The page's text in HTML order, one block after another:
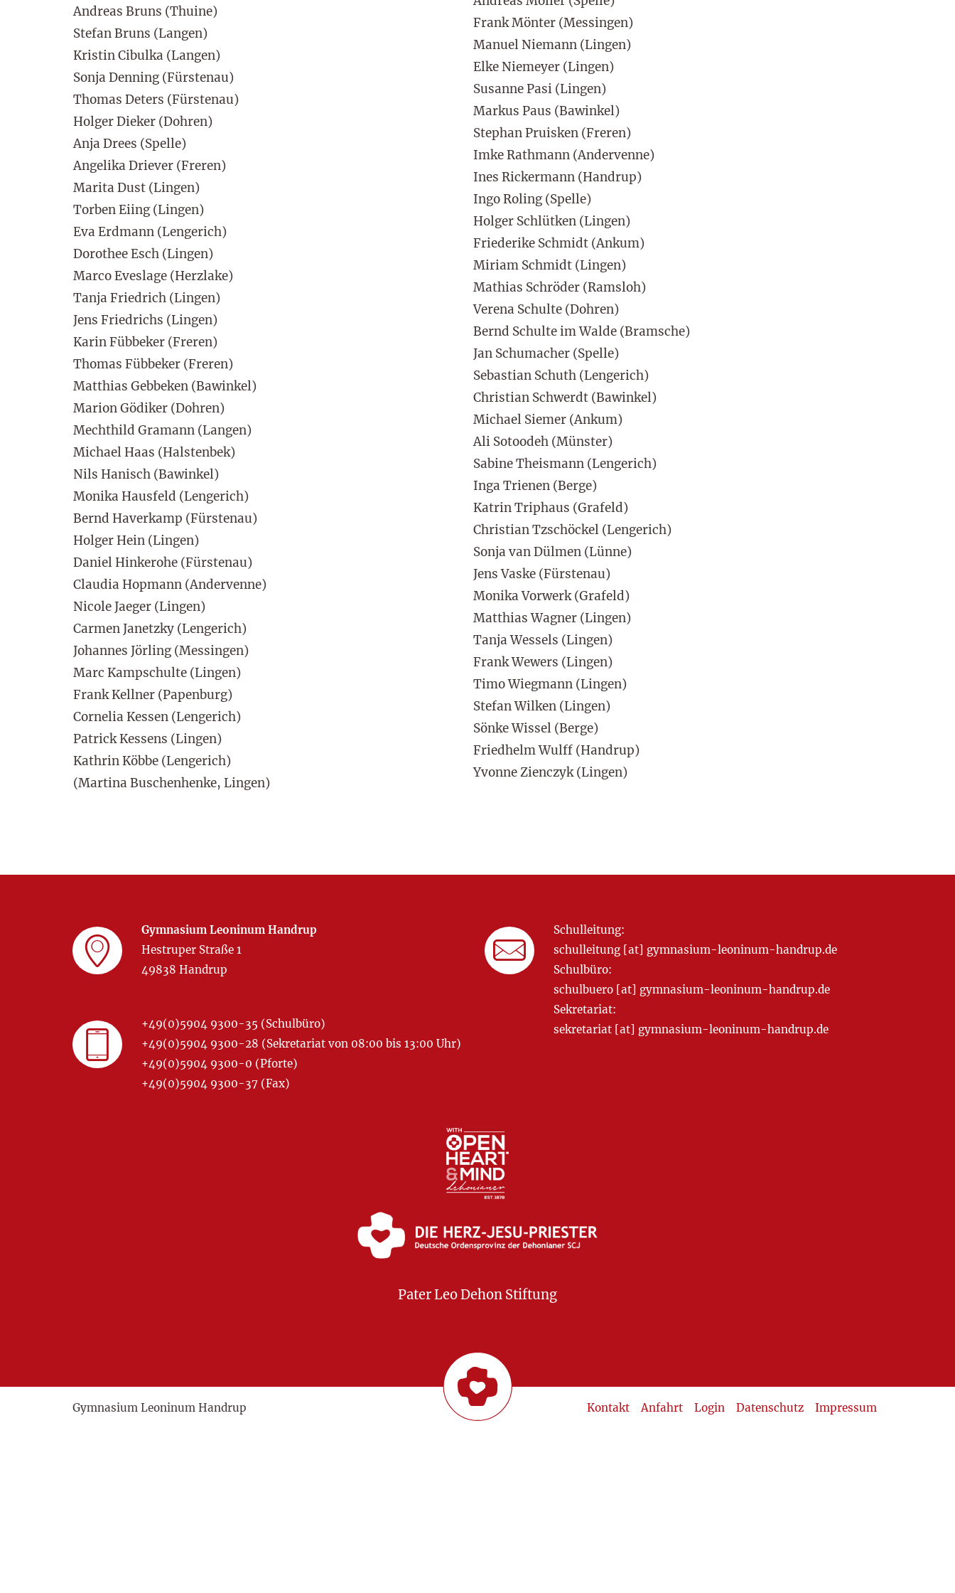
Andreas Bruns (Thuine)
Stefan Bruns (Langen)
Kristin Cibulka (Langen)
Sonja Denning (Fürstenau)
Thomas Deters (Fürstenau)
Holger Dieker (Dohren)
Anja Drees (Spelle)
Angelika Driever (Freren)
Marita Dust (Lingen)
Torben Eiing (Lingen)
Eva Erdmann (Lengerich)
Dorothee Esch (Lingen)
Marco Eveslage (Herzlake)
Tanja Friedrich (Lingen)
Jens Friedrichs (Lingen)
Karin Fübbeker (Freren)
Thomas Fübbeker (Freren)
Matthias Gebbeken (Bawinkel)
Marion Gödiker (Dohren)
Mechthild Gramann (Langen)
Michael Haas (Halstenbek)
Nils Hanisch (Bawinkel)
Monika Hausfeld (Lengerich)
Bernd Haverkamp (Fürstenau)
Holger Hein (Lingen)
Daniel Hinkerohe (Fürstenau)
Claudia Hopmann (Andervenne)
Nicole Jaeger (Lingen)
Carmen Janetzky (Lengerich)
Johannes Jörling (Messingen)
Marc Kampschulte (Lingen)
Frank Kellner (Papenburg)
Cornelia Kessen (Lengerich)
Patrick Kessens (Lingen)
Kathrin Köbbe (Lengerich)
(Martina Buschenhenke, Lingen)
Frank Mönter (Messingen)
Manuel Niemann (Lingen)
Elke Niemeyer (Lingen)
Susanne Pasi (Lingen)
Markus Paus (Bawinkel)
Stephan Pruisken (Freren)
Imke Rathmann (Andervenne)
Ines Rickermann (Handrup)
Ingo Roling (Spelle)
Holger Schlütken (Lingen)
Friederike Schmidt (Ankum)
Miriam Schmidt (Lingen)
Mathias Schröder (Ramsloh)
Verena Schulte (Dohren)
Bernd Schulte im Walde (Bramsche)
Jan Schumacher (Spelle)
Sebastian Schuth (Lengerich)
Christian Schwerdt (Bawinkel)
Michael Siemer (Ankum)
Ali Sotoodeh (Münster)
Sabine Theismann (Lengerich)
Inga Trienen (Berge)
Katrin Triphaus (Grafeld)
Christian Tzschöckel (Lengerich)
Sonja van Dülmen (Lünne)
Jens Vaske (Fürstenau)
Monika Vorwerk (Grafeld)
Matthias Wagner (Lingen)
Tanja Wessels (Lingen)
Frank Wewers (Lingen)
Timo Wiegmann (Lingen)
Stefan Wilken (Lingen)
Sönke Wissel (Berge)
Friedhelm Wulff (Handrup)
Yvonne Zienczyk (Lingen)
Gymnasium Leoninum Handrup
Hestruper Straße 1
49838 Handrup
+49(0)5904 9300-35 (Schulbüro)
+49(0)5904 9300-28 (Sekretariat von 08:00 bis 13:00 Uhr)
+49(0)5904 9300-0 (Pforte)
+49(0)5904 9300-37 (Fax)
Schulleitung:
schulleitung [at] gymnasium-leoninum-handrup.de
Schulbüro:
schulbuero [at] gymnasium-leoninum-handrup.de
Sekretariat:
sekretariat [at] gymnasium-leoninum-handrup.de
Pater Leo Dehon Stiftung
Kontakt Anfahrt Login Datenschutz Impressum
Gymnasium Leoninum Handrup